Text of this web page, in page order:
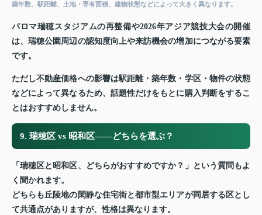
築年数、駅距離、土地・専有面積、建物状態などによって大きく異なります。
パロマ瑞穂スタジアムの再整備や2026年アジア競技大会の開催
は、瑞穂公園周辺の認知度向上や来訪機会の増加につながる要素
です。
ただし不動産価格への影響は駅距離・築年数・学区・物件の状態
などによって異なるため、話題性だけをもとに購入判断をするこ
とはおすすめしません。
9. 瑞穂区 vs 昭和区——どちらを選ぶ？
「瑞穂区と昭和区、どちらがおすすめですか？」という質問もよ
く聞かれます。
どちらも丘陵地の閑静な住宅街と都市型エリアが同居する区とし
て共通点がありますが、性格は異なります。